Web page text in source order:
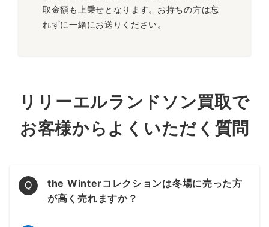
取金額も上乗せとなります。お持ちの方は忘
れずに一緒にお送りください。
リリーエルランドソン買取で
お客様からよくいただく質問
Q
the Winterコレクションは冬場に売った方
が高く売れますか？